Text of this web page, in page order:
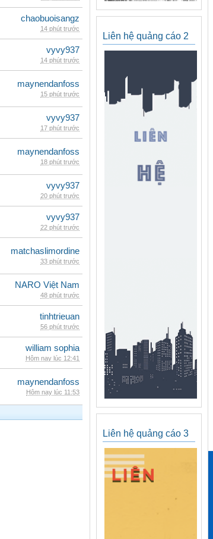
chaobuoisangz
14 phút trước
vyvy937
14 phút trước
maynendanfoss
15 phút trước
vyvy937
17 phút trước
maynendanfoss
18 phút trước
vyvy937
20 phút trước
vyvy937
22 phút trước
matchaslimordine
33 phút trước
NARO Việt Nam
48 phút trước
tinhtrieuan
56 phút trước
william sophia
Hôm nay lúc 12:41
maynendanfoss
Hôm nay lúc 11:53
Liên hệ quảng cáo 2
Liên hệ quảng cáo 3